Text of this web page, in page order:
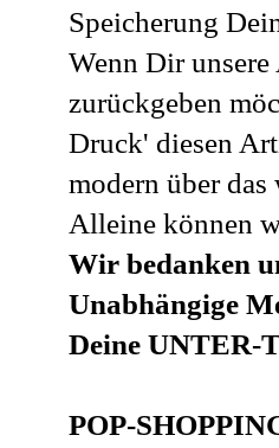
Speicherung
Wenn Dir
zurückgeben
Druck' diesen
modern über
Alleine können
Wir bedanken
Unabhängige
Deine UNTER-
POP-